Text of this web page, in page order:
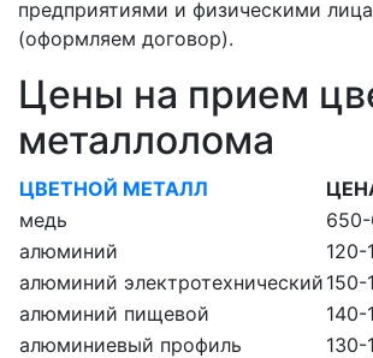
предприятиями и физическими
(оформляем договор).
Цены на прием
металлолома
ЦВЕТНОЙ МЕТАЛЛ
медь
алюминий
120-
алюминий электротехнический 150-
алюминий пищевой
140-
алюминиевый профиль
130-